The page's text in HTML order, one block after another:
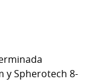
y Spherotech 8-